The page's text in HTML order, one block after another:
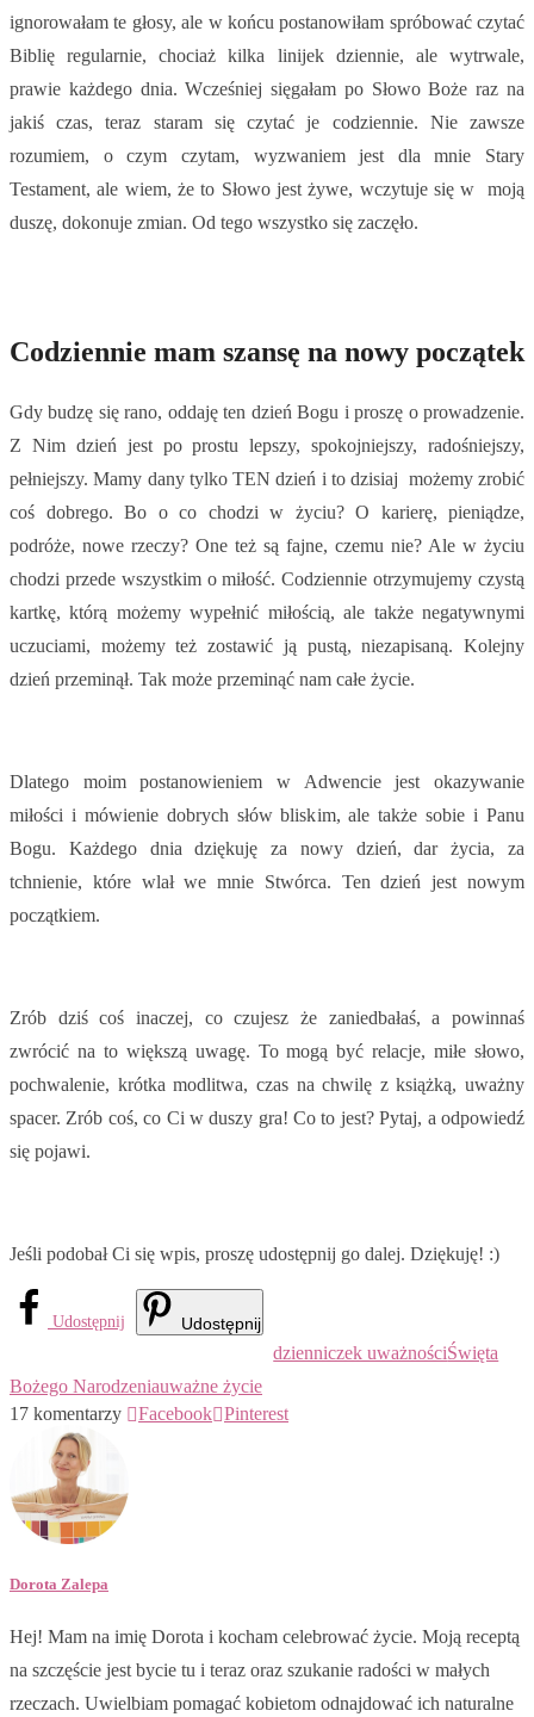
ignorowałam te głosy, ale w końcu postanowiłam spróbować czytać
Biblię regularnie, chociaż kilka linijek dziennie, ale wytrwale,
prawie każdego dnia. Wcześniej sięgałam po Słowo Boże raz na
jakiś czas, teraz staram się czytać je codziennie. Nie zawsze
rozumiem, o czym czytam, wyzwaniem jest dla mnie Stary
Testament, ale wiem, że to Słowo jest żywe, wczytuje się w moją
duszę, dokonuje zmian. Od tego wszystko się zaczęło.
Codziennie mam szansę na nowy początek
Gdy budzę się rano, oddaję ten dzień Bogu i proszę o prowadzenie.
Z Nim dzień jest po prostu lepszy, spokojniejszy, radośniejszy,
pełniejszy. Mamy dany tylko TEN dzień i to dzisiaj możemy zrobić
coś dobrego. Bo o co chodzi w życiu? O karierę, pieniądze,
podróże, nowe rzeczy? One też są fajne, czemu nie? Ale w życiu
chodzi przede wszystkim o miłość. Codziennie otrzymujemy czystą
kartkę, którą możemy wypełnić miłością, ale także negatywnymi
uczuciami, możemy też zostawić ją pustą, niezapisaną. Kolejny
dzień przeminął. Tak może przeminąć nam całe życie.
Dlatego moim postanowieniem w Adwencie jest okazywanie
miłości i mówienie dobrych słów bliskim, ale także sobie i Panu
Bogu. Każdego dnia dziękuję za nowy dzień, dar życia, za
tchnienie, które wlał we mnie Stwórca. Ten dzień jest nowym
początkiem.
Zrób dziś coś inaczej, co czujesz że zaniedbałaś, a powinnaś
zwrócić na to większą uwagę. To mogą być relacje, miłe słowo,
pochwalenie, krótka modlitwa, czas na chwilę z książką, uważny
spacer. Zrób coś, co Ci w duszy gra! Co to jest? Pytaj, a odpowiedź
się pojawi.
Jeśli podobał Ci się wpis, proszę udostępnij go dalej. Dziękuję! :)
Udostępnij Udostępnij
dzienniczek uważnościŚwięta
Bożego Narodzeniauważne życie
17 komentarzy
Facebook Pinterest
Dorota Zalepa
Hej! Mam na imię Dorota i kocham celebrować życie. Moją receptą
na szczęście jest bycie tu i teraz oraz szukanie radości w małych
rzeczach. Uwielbiam pomagać kobietom odnajdować ich naturalne